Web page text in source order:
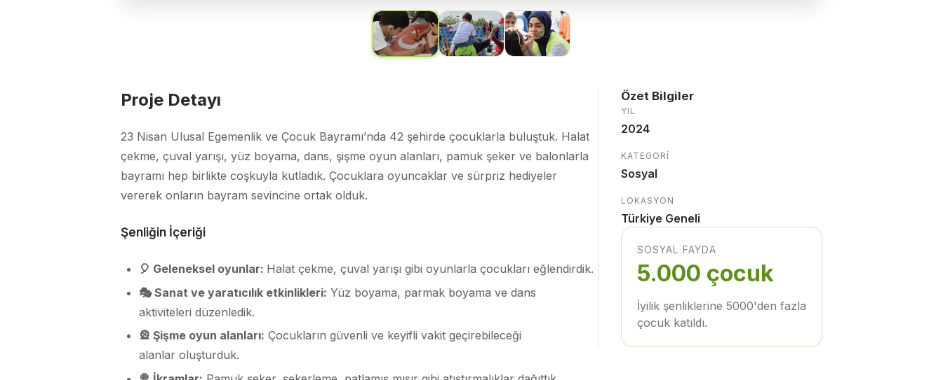
Proje Detayı
23 Nisan Ulusal Egemenlik ve Çocuk Bayramı’nda 42 şehirde çocuklarla buluştuk. Halat
çekme, çuval yarışı, yüz boyama, dans, şişme oyun alanları, pamuk şeker ve balonlarla
bayramı hep birlikte coşkuyla kutladık. Çocuklara oyuncaklar ve sürpriz hediyeler
vererek onların bayram sevincine ortak olduk.
Şenliğin İçeriği
🎈 Geleneksel oyunlar: Halat çekme, çuval yarışı gibi oyunlarla çocukları eğlendirdik.
🎭 Sanat ve yaratıcılık etkinlikleri: Yüz boyama, parmak boyama ve dans
aktiviteleri düzenledik.
🎡 Şişme oyun alanları: Çocukların güvenli ve keyifli vakit geçirebileceği
alanlar oluşturduk.
Özet Bilgiler
YIL
2024
KATEGORI
Sosyal
LOKASYON
Türkiye Geneli
SOSYAL FAYDA
5.000 çocuk
İyilik şenliklerine 5000'den fazla
çocuk katıldı.